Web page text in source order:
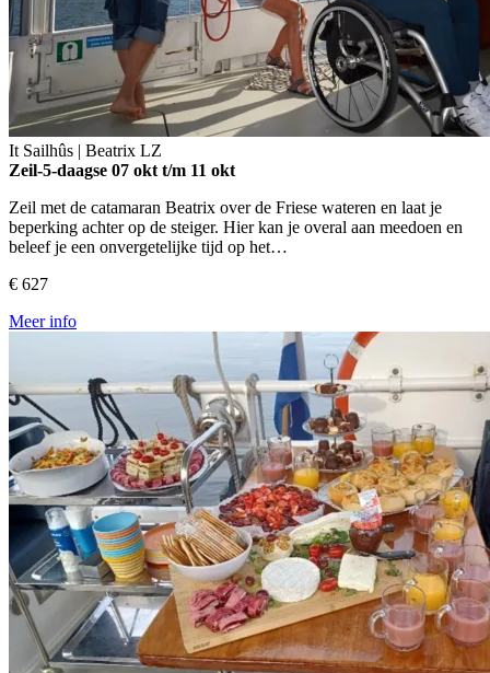
It Sailhûs | Beatrix LZ
Zeil-5-daagse 07 okt t/m 11 okt
Zeil met de catamaran Beatrix over de Friese wateren en laat je
beperking achter op de steiger. Hier kan je overal aan meedoen en
beleef je een onvergetelijke tijd op het…
€ 627
Meer info